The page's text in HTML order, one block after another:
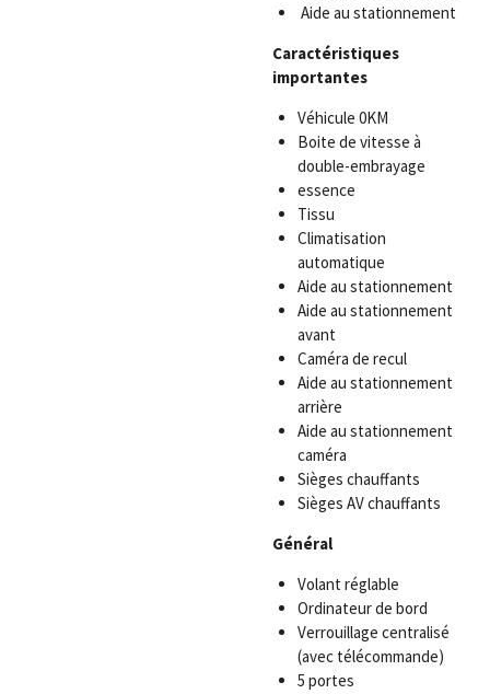
Aide au stationnement
Caractéristiques
importantes
Véhicule 0KM
Boite de vitesse à
double-embrayage
essence
Tissu
Climatisation
automatique
Aide au stationnement
Aide au stationnement
avant
Caméra de recul
Aide au stationnement
arrière
Aide au stationnement
caméra
Sièges chauffants
Sièges AV chauffants
Général
Volant réglable
Ordinateur de bord
Verrouillage centralisé
(avec télécommande)
5 portes